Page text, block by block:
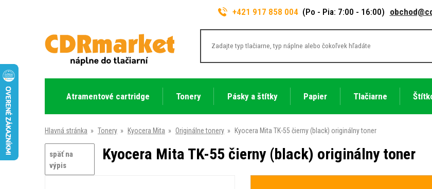
+421 917 858 004 (Po - Pia: 7:00 - 16:00)
Atramentové cartridge Tonery Pásky a štítky Papier Tlačiarne
Hlavná stránka » Tonery » Kyocera Mita » Originálne tonery » Kyocera Mita TK-55 čierny (black) originálny toner
späť na
výpis
Kyocera Mita TK-55 čierny (black) originálny toner